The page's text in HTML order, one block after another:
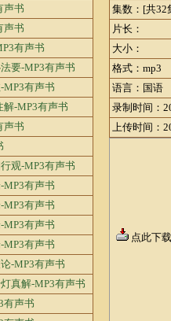
声书
声书
有声书
要-MP3有声书
MP3有声书
解-MP3有声书
声书
观-MP3有声书
MP3有声书
MP3有声书
MP3有声书
MP3有声书
-MP3有声书
真解-MP3有声书
有声书
集数：[共32
片长：
大小：
格式：mp3
语言：国语
录制时间：
上传时间：
点此下